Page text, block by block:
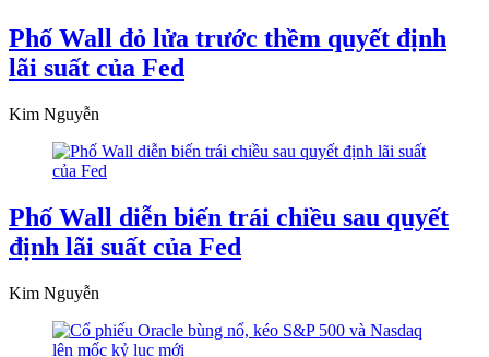
Phố Wall đỏ lửa trước thềm quyết định
lãi suất của Fed
Kim Nguyễn
Phố Wall diễn biến trái chiều sau quyết
định lãi suất của Fed
Kim Nguyễn